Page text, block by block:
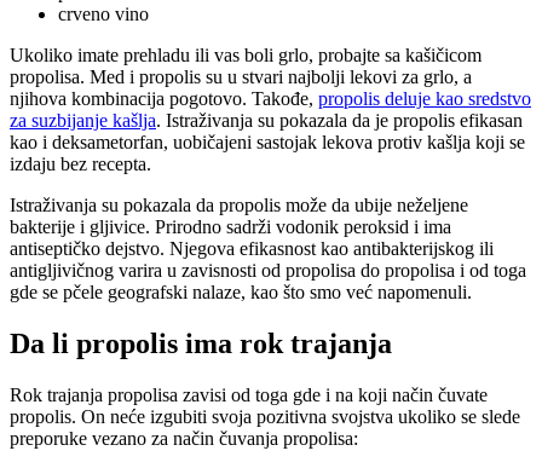
crveno vino
Ukoliko imate prehladu ili vas boli grlo, probajte sa kašičicom
propolisa. Med i propolis su u stvari najbolji lekovi za grlo, a
njihova kombinacija pogotovo. Takođe, propolis deluje kao sredstvo
za suzbijanje kašlja. Istraživanja su pokazala da je propolis efikasan
kao i deksametorfan, uobičajeni sastojak lekova protiv kašlja koji se
izdaju bez recepta.
Istraživanja su pokazala da propolis može da ubije neželjene
bakterije i gljivice. Prirodno sadrži vodonik peroksid i ima
antiseptičko dejstvo. Njegova efikasnost kao antibakterijskog ili
antigljivičnog varira u zavisnosti od propolisa do propolisa i od toga
gde se pčele geografski nalaze, kao što smo već napomenuli.
Da li propolis ima rok trajanja
Rok trajanja propolisa zavisi od toga gde i na koji način čuvate
propolis. On neće izgubiti svoja pozitivna svojstva ukoliko se slede
preporuke vezano za način čuvanja propolisa: